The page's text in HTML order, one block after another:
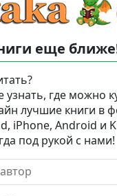
еще
где можно
лучшие книги в
iPhone, Android и
под рукой с нами!